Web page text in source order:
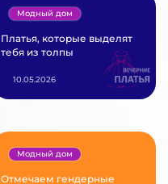
Платья, которые выделят
тебя из толпы
Модный дом
10.05.2026
Отмечаем гендерные
Модный дом